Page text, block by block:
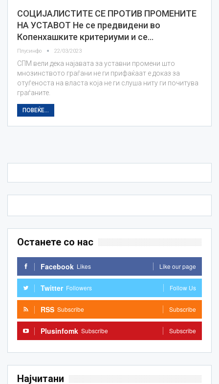
СОЦИЈАЛИСТИТЕ СЕ ПРОТИВ ПРОМЕНИТЕ
НА УСТАВОТ Не се предвидени во
Копенхашките критериуми и се…
Плусинфо 22/03/2023
СПМ вели дека најавата за уставни промени што
мнозинството граѓани не ги прифаќаат е доказ за
отуѓеноста на власта која не ги слуша ниту ги почитува
граѓаните.
ПОВЕЌЕ...
Останете со нас
Facebook Likes Like our page
Twitter Followers Follow Us
RSS Subscribe Subscribe
Plusinfomk Subscribe Subscribe
Најчитани